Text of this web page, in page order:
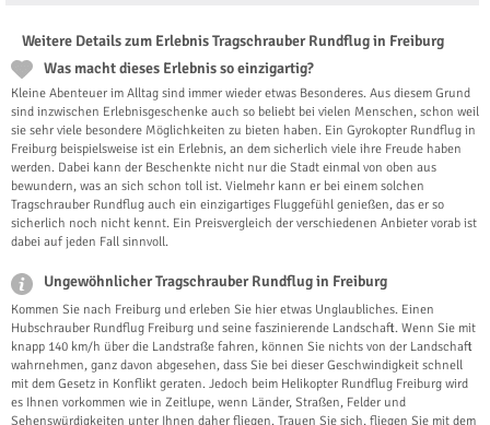
Weitere Details zum Erlebnis Tragschrauber Rundflug in Freiburg
Was macht dieses Erlebnis so einzigartig?
Kleine Abenteuer im Alltag sind immer wieder etwas Besonderes. Aus diesem Grund
sind inzwischen Erlebnisgeschenke auch so beliebt bei vielen Menschen, schon weil
sie sehr viele besondere Möglichkeiten zu bieten haben. Ein Gyrokopter Rundflug in
Freiburg beispielsweise ist ein Erlebnis, an dem sicherlich viele ihre Freude haben
werden. Dabei kann der Beschenkte nicht nur die Stadt einmal von oben aus
bewundern, was an sich schon toll ist. Vielmehr kann er bei einem solchen
Tragschrauber Rundflug auch ein einzigartiges Fluggefühl genießen, das er so
sicherlich noch nicht kennt. Ein Preisvergleich der verschiedenen Anbieter vorab ist
dabei auf jeden Fall sinnvoll.
Ungewöhnlicher Tragschrauber Rundflug in Freiburg
Kommen Sie nach Freiburg und erleben Sie hier etwas Unglaubliches. Einen
Hubschrauber Rundflug Freiburg und seine faszinierende Landschaft. Wenn Sie mit
knapp 140 km/h über die Landstraße fahren, können Sie nichts von der Landschaft
wahrnehmen, ganz davon abgesehen, dass Sie bei dieser Geschwindigkeit schnell
mit dem Gesetz in Konflikt geraten. Jedoch beim Helikopter Rundflug Freiburg wird
es Ihnen vorkommen wie in Zeitlupe, wenn Länder, Straßen, Felder und
Sehenswürdigkeiten unter Ihnen daher fliegen. Trauen Sie sich, fliegen Sie mit dem